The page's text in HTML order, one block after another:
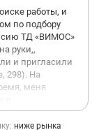
работы, и
по подбору
ТД «ВИМОС»
руки,,
и пригласили
298). На
меня
на рабочее
познакомила
ниже рынка